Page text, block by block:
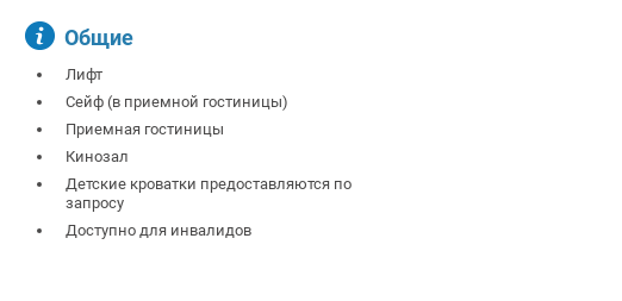
Общие
Лифт
Сейф (в приемной гостиницы)
Приемная гостиницы
Кинозал
Детские кроватки предоставляются по
запросу
Доступно для инвалидов